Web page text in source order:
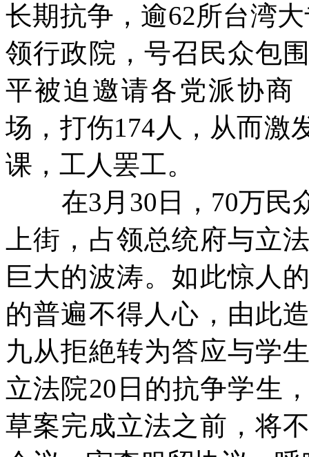
长期抗争，逾62所台湾
领行政院，号召民众包
平被迫邀请各党派协商
场，打伤174 人，从而激
课，工人罢工。
在3 月 30 日， 70万民
上街，占领总统府与立
巨大的波涛。如此惊人
的普遍不得人心，由此
九从拒絶转为答应与学
立法院20 日的抗争学生
草案完成立法之前，将